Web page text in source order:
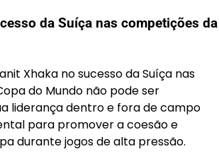
da Suíça nas competições da
Xhaka no sucesso da Suíça nas
do Mundo não pode ser
liderança dentro e fora de campo
para promover a coesão e
durante jogos de alta pressão.